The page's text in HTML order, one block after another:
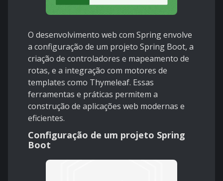
O desenvolvimento web com Spring envolve
a configuração de um projeto Spring Boot, a
criação de controladores e mapeamento de
rotas, e a integração com motores de
templates como Thymeleaf. Essas
ferramentas e práticas permitem a
construção de aplicações web modernas e
eficientes.
Configuração de um projeto Spring
Boot